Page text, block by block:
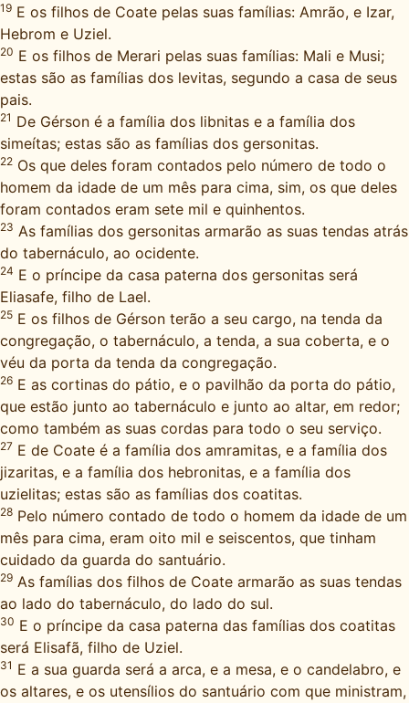
19 E os filhos de Coate pelas suas famílias: Amrão, e Izar,
Hebrom e Uziel.
20 E os filhos de Merari pelas suas famílias: Mali e Musi;
estas são as famílias dos levitas, segundo a casa de seus
pais.
21 De Gérson é a família dos libnitas e a família dos
simeítas; estas são as famílias dos gersonitas.
22 Os que deles foram contados pelo número de todo o
homem da idade de um mês para cima, sim, os que deles
foram contados eram sete mil e quinhentos.
23 As famílias dos gersonitas armarão as suas tendas atrás
do tabernáculo, ao ocidente.
24 E o príncipe da casa paterna dos gersonitas será
Eliasafe, filho de Lael.
25 E os filhos de Gérson terão a seu cargo, na tenda da
congregação, o tabernáculo, a tenda, a sua coberta, e o
véu da porta da tenda da congregação.
26 E as cortinas do pátio, e o pavilhão da porta do pátio,
que estão junto ao tabernáculo e junto ao altar, em redor;
como também as suas cordas para todo o seu serviço.
27 E de Coate é a família dos amramitas, e a família dos
jizaritas, e a família dos hebronitas, e a família dos
uzielitas; estas são as famílias dos coatitas.
28 Pelo número contado de todo o homem da idade de um
mês para cima, eram oito mil e seiscentos, que tinham
cuidado da guarda do santuário.
29 As famílias dos filhos de Coate armarão as suas tendas
ao lado do tabernáculo, do lado do sul.
30 E o príncipe da casa paterna das famílias dos coatitas
será Elisafã, filho de Uziel.
31 E a sua guarda será a arca, e a mesa, e o candelabro, e
os altares, e os utensílios do santuário com que ministram,